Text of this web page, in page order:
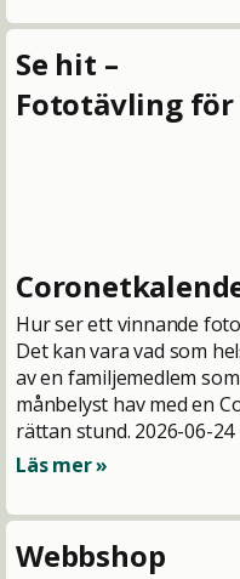
Se hit –
Fototävling för
Hur ser ett vinnande
Det kan vara vad som
av en familjemedlem
månbelyst hav med en
rättan stund. 2026-06-24
Läs mer »
Webbshop